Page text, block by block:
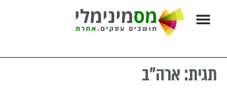
תגית:ארה"ב